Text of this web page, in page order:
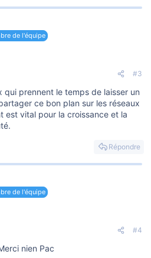
de l'équipe
#3
qui prennent le temps de laisser un
ce bon plan sur les réseaux
est vital pour la croissance et la
Répondre
de l'équipe
#4
nien Pac